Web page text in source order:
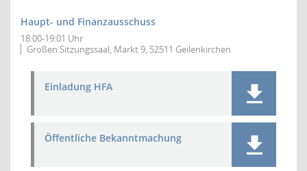
Haupt- und Finanzausschuss
18:00-19:01 Uhr
Großen Sitzungssaal, Markt 9, 52511 Geilenkirchen
Einladung HFA
Öffentliche Bekanntmachung